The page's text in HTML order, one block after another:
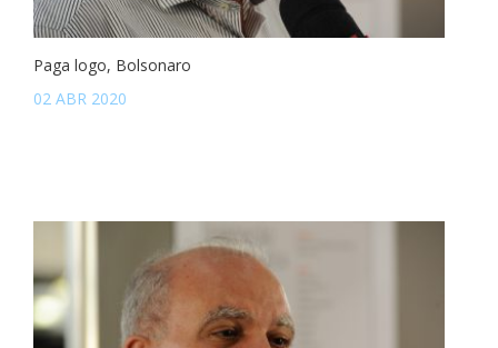
Paga logo, Bolsonaro
02 ABR 2020